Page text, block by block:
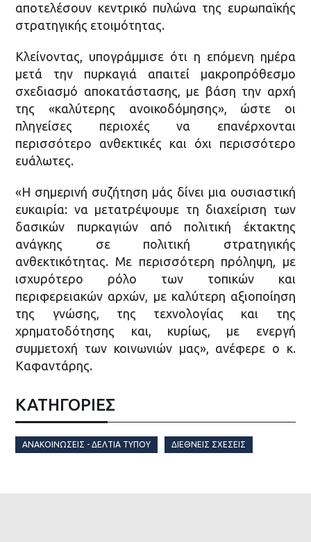
αποτελέσουν κεντρικό πυλώνα της ευρωπαϊκής
στρατηγικής ετοιμότητας.
Κλείνοντας, υπογράμμισε ότι η επόμενη ημέρα
μετά την πυρκαγιά απαιτεί μακροπρόθεσμο
σχεδιασμό αποκατάστασης, με βάση την αρχή
της «καλύτερης ανοικοδόμησης», ώστε οι
πληγείσες περιοχές να επανέρχονται
περισσότερο ανθεκτικές και όχι περισσότερο
ευάλωτες.
«Η σημερινή συζήτηση μάς δίνει μια ουσιαστική
ευκαιρία: να μετατρέψουμε τη διαχείριση των
δασικών πυρκαγιών από πολιτική έκτακτης
ανάγκης σε πολιτική στρατηγικής
ανθεκτικότητας. Με περισσότερη πρόληψη, με
ισχυρότερο ρόλο των τοπικών και
περιφερειακών αρχών, με καλύτερη αξιοποίηση
της γνώσης, της τεχνολογίας και της
χρηματοδότησης και, κυρίως, με ενεργή
συμμετοχή των κοινωνιών μας», ανέφερε ο κ.
Καφαντάρης.
ΚΑΤΗΓΟΡΙΕΣ
ΑΝΑΚΟΙΝΏΣΕΙΣ - ΔΕΛΤΊΑ ΤΎΠΟΥ ΔΙΕΘΝΕΊΣ ΣΧΈΣΕΙΣ